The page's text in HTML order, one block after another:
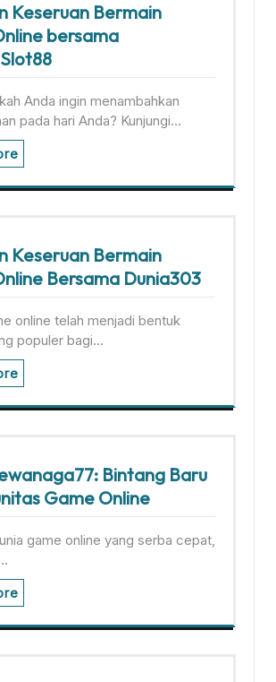
Keseruan Bermain
bersama
Anda ingin menambahkan
pada hari Anda? Kunjungi…
Keseruan Bermain
Bersama Dunia303
online telah menjadi bentuk
populer bagi…
Bintang Baru
Game Online
game online yang serba cepat,